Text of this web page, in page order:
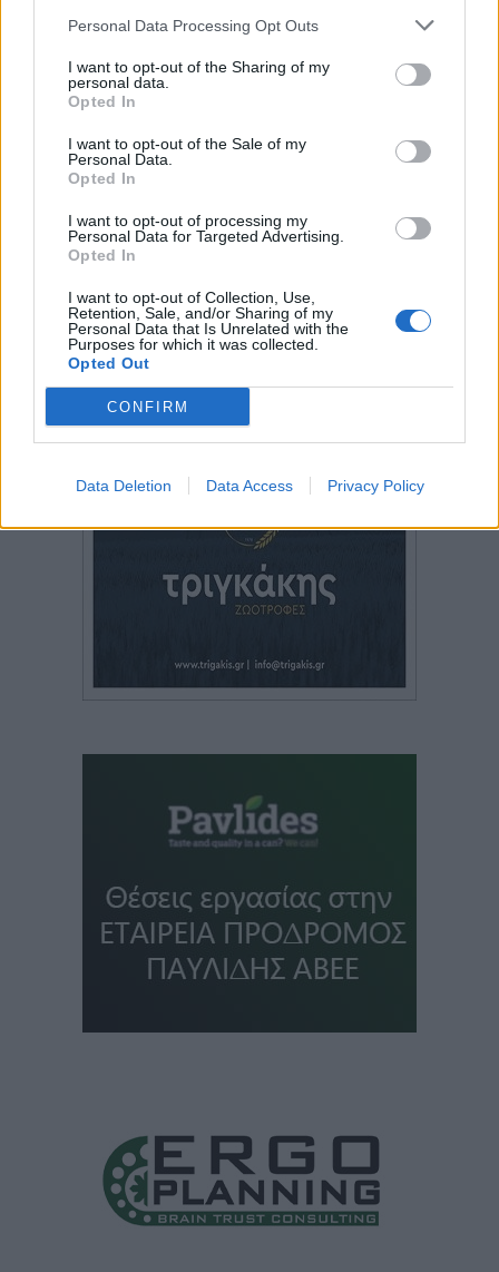
Personal Data Processing Opt Outs
I want to opt-out of the Sharing of my
personal data.
Opted In
I want to opt-out of the Sale of my
Personal Data.
Opted In
I want to opt-out of processing my
Personal Data for Targeted Advertising.
Opted In
I want to opt-out of Collection, Use,
Retention, Sale, and/or Sharing of my
Personal Data that Is Unrelated with the
Purposes for which it was collected.
Opted Out
CONFIRM
Data Deletion Data Access Privacy Policy